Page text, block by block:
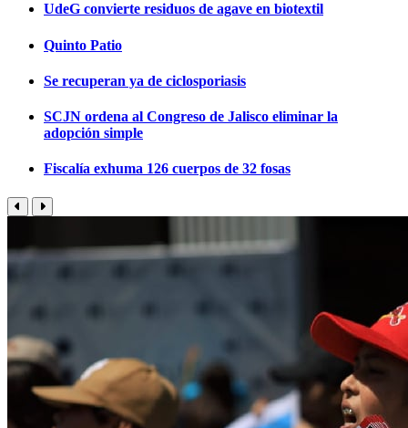
UdeG convierte residuos de agave en biotextil
Quinto Patio
Se recuperan ya de ciclosporiasis
SCJN ordena al Congreso de Jalisco eliminar la
adopción simple
Fiscalía exhuma 126 cuerpos de 32 fosas